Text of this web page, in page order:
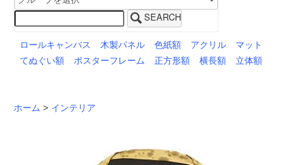
SEARCH
ロールキャンバス 木製パネル 色紙額 アクリル
マット
てぬぐい額
ポスターフレーム 正方形額 横長額 立体額
ホーム > インテリア